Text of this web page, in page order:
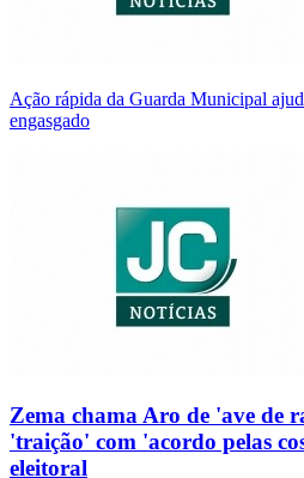
Ação rápida da Guarda Municipal
engasgado
Zema chama Aro de 'ave de
'traição' com 'acordo pelas
eleitoral